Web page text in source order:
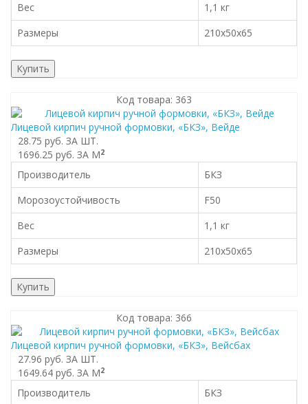
Вес
1,1 кг
Размеры
210x50x65
Купить
Код товара: 363
Лицевой кирпич ручной формовки, «БКЗ», Вейде
28.75 руб. ЗА ШТ.
1696.25 руб. ЗА М2
Производитель
БКЗ
Морозоустойчивость
F50
Вес
1,1 кг
Размеры
210x50x65
Купить
Код товара: 366
Лицевой кирпич ручной формовки, «БКЗ», Вейсбах
27.96 руб. ЗА ШТ.
1649.64 руб. ЗА М2
Производитель
БКЗ